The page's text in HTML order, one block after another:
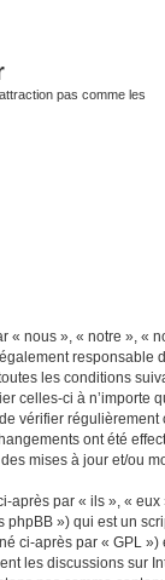
pas comme les
« nous », « notre », «
responsable
les conditions
celles-ci à n’importe
vérifier
ont été
mises à jour et/ou
après par « ils », «
») qui est un
ci-après par « GPL
les discussions sur